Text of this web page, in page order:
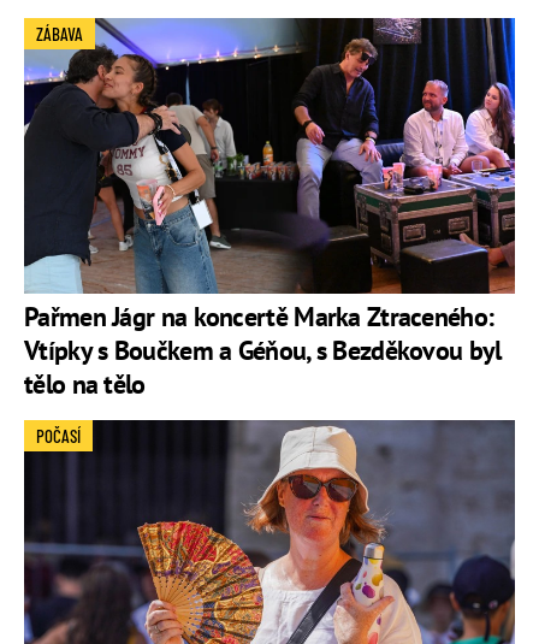
Pařmen Jágr na koncertě Marka Ztraceného:
Vtípky s Boučkem a Géňou, s Bezděkovou byl
tělo na tělo
ZÁBAVA
POČASÍ